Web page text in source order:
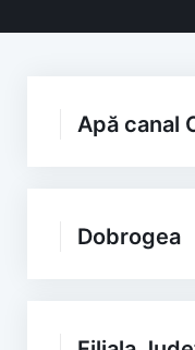
Apă canal
Dobrogea